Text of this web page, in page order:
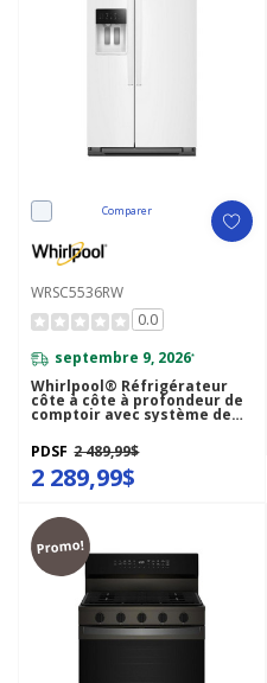
Comparer
WRSC5536RW
0.0
septembre 9, 2026*
Whirlpool® Réfrigérateur
côte à côte à profondeur de
comptoir avec système de
refroidissement TruCool™ -
36 pi cu WRSC5536RW
PDSF 2 489,99$
2 289,99$
Promo!